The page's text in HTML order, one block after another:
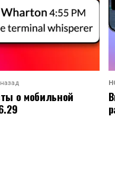
о мобильной